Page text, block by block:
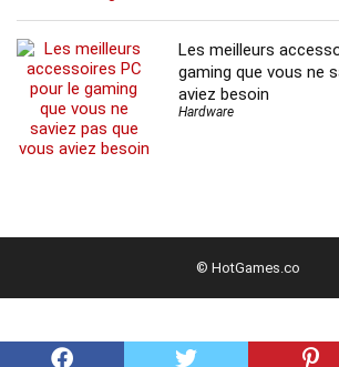
Les meilleurs
gaming que vous ne
aviez besoin
Hardware
© HotGames.co